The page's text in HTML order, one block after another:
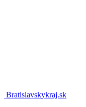
Bratislavskykraj.sk